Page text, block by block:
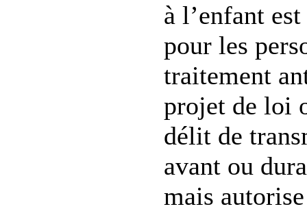
à l’enfant
pour les
traitement
projet de loi
délit de
avant ou
mais